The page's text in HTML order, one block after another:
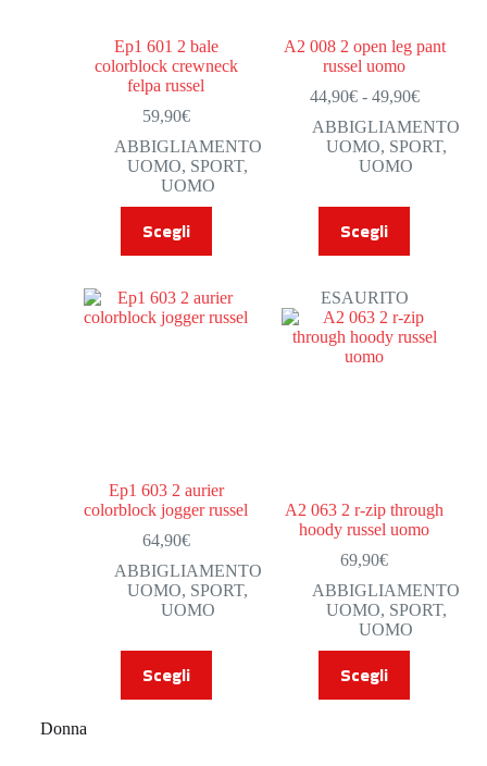
Ep1 601 2 bale
colorblock crewneck
felpa russel
59,90€
ABBIGLIAMENTO
UOMO, SPORT,
UOMO
Scegli
A2 008 2 open leg pant
russel uomo
44,90€ - 49,90€
ABBIGLIAMENTO
UOMO, SPORT,
UOMO
Scegli
Ep1 603 2 aurier
colorblock jogger russel
64,90€
ABBIGLIAMENTO
UOMO, SPORT,
UOMO
Scegli
ESAURITO
A2 063 2 r-zip through
hoody russel uomo
69,90€
ABBIGLIAMENTO
UOMO, SPORT,
UOMO
Scegli
Donna